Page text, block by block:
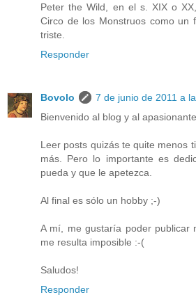
Peter the Wild, en el s. XIX o
Circo de los Monstruos como un
triste.
Responder
Bovolo
7 de junio de 2011 a
Bienvenido al blog y al
Leer posts quizás te quite menos
más. Pero lo importante es
pueda y que le apetezca.
Al final es sólo un hobby ;-)
A mí, me gustaría poder publicar
me resulta imposible :-(
Saludos!
Responder